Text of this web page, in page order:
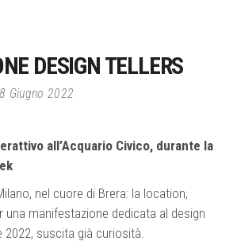
DESIGN TELLERS
8 Giugno 2022
all’Acquario Civico, durante la
nel cuore di Brera: la location,
una manifestazione dedicata al design
2022, suscita già curiosità.